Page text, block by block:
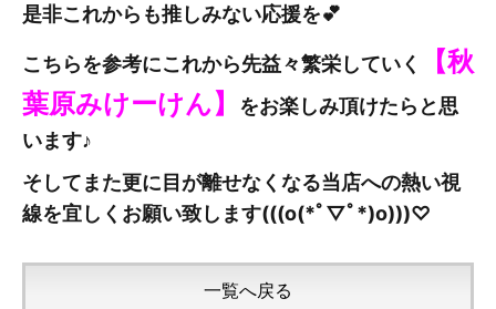
是非これからも推しみない応援を💕
こちらを参考にこれから先益々繁栄していく
【秋
葉原みけーけん】
をお楽しみ頂けたらと思
います♪
そしてまた更に目が離せなくなる当店への熱い視
線を宜しくお願い致します(((o(*ﾟ▽ﾟ*)o)))♡
一覧へ戻る